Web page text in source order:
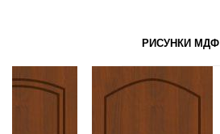
РИСУНКИ МДФ